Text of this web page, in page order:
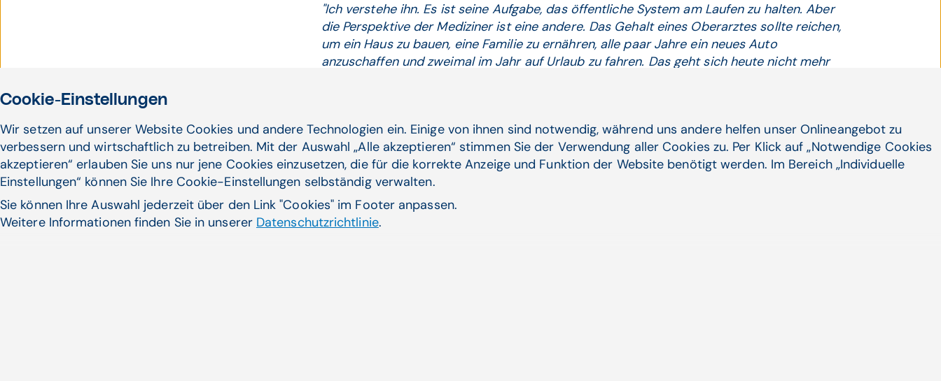
"Ich verstehe ihn. Es ist seine Aufgabe, das öffentliche System am Laufen zu halten. Aber
die Perspektive der Mediziner ist eine andere. Das Gehalt eines Oberarztes sollte reichen,
um ein Haus zu bauen, eine Familie zu ernähren, alle paar Jahre ein neues Auto
anzuschaffen und zweimal im Jahr auf Urlaub zu fahren. Das geht sich heute nicht mehr
Jetzt untertreiben Sie …
"Nein, das tue ich nicht. Der aktuelle Drang in die Wahlarztpraxis hat bei den Klinikärzten
viel zu tun mit dem Ärztezeitgesetz, das vor rund zehn Jahren gekommen ist. Ich habe in
meiner Ausbildung und später als Oberarzt 80 und 100 Stunden in der Woche gearbeitet.
Ich habe mich nie beschwert, weil ich und meine Kollegen auf gutes Geld gekommen sind.
Durch Arbeitszeitregelungen für Spitals­ärztInnen wurde nicht nur die Arbeitszeit pro
Cookie-Einstellungen
Wir setzen auf unserer Website Cookies und andere Technologien ein. Einige von ihnen sind notwendig, während uns andere helfen unser Onlineangebot zu
verbessern und wirtschaftlich zu betreiben. Mit der Auswahl „Alle akzeptieren“ stimmen Sie der Verwendung aller Cookies zu. Per Klick auf „Notwendige Cookies
akzeptieren“ erlauben Sie uns nur jene Cookies einzusetzen, die für die korrekte Anzeige und Funktion der Website benötigt werden. Im Bereich „Individuelle
Einstellungen“ können Sie Ihre Cookie-Einstellungen selbständig verwalten.
Sie können Ihre Auswahl jederzeit über den Link "Cookies" im Footer anpassen.
Weitere Informationen finden Sie in unserer Datenschutzrichtlinie.